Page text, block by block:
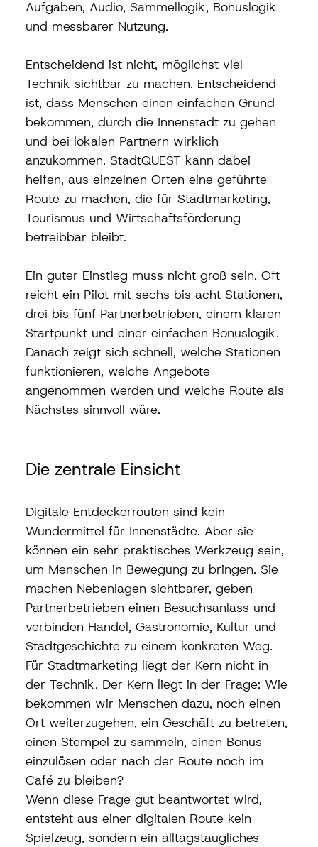
Aufgaben, Audio, Sammellogik, Bonuslogik
und messbarer Nutzung.
Entscheidend ist nicht, möglichst viel
Technik sichtbar zu machen. Entscheidend
ist, dass Menschen einen einfachen Grund
bekommen, durch die Innenstadt zu gehen
und bei lokalen Partnern wirklich
anzukommen. StadtQUEST kann dabei
helfen, aus einzelnen Orten eine geführte
Route zu machen, die für Stadtmarketing,
Tourismus und Wirtschaftsförderung
betreibbar bleibt.
Ein guter Einstieg muss nicht groß sein. Oft
reicht ein Pilot mit sechs bis acht Stationen,
drei bis fünf Partnerbetrieben, einem klaren
Startpunkt und einer einfachen Bonuslogik.
Danach zeigt sich schnell, welche Stationen
funktionieren, welche Angebote
angenommen werden und welche Route als
Nächstes sinnvoll wäre.
Die zentrale Einsicht
Digitale Entdeckerrouten sind kein
Wundermittel für Innenstädte. Aber sie
können ein sehr praktisches Werkzeug sein,
um Menschen in Bewegung zu bringen. Sie
machen Nebenlagen sichtbarer, geben
Partnerbetrieben einen Besuchsanlass und
verbinden Handel, Gastronomie, Kultur und
Stadtgeschichte zu einem konkreten Weg.
Für Stadtmarketing liegt der Kern nicht in
der Technik. Der Kern liegt in der Frage: Wie
bekommen wir Menschen dazu, noch einen
Ort weiterzugehen, ein Geschäft zu betreten,
einen Stempel zu sammeln, einen Bonus
einzulösen oder nach der Route noch im
Café zu bleiben?
Wenn diese Frage gut beantwortet wird,
entsteht aus einer digitalen Route kein
Spielzeug, sondern ein alltagstaugliches